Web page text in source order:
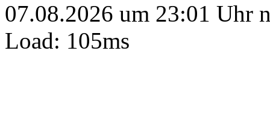
07.08.2026 um 23:01 Uhr
Load: 105ms